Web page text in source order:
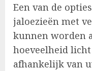
Een van de
jaloezieën met
kunnen worden
hoeveelheid
afhankelijk van